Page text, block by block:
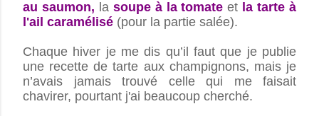
au saumon, la soupe à la tomate et la tarte à
l'ail caramélisé (pour la partie salée).
Chaque hiver je me dis qu’il faut que je publie
une recette de tarte aux champignons, mais je
n’avais jamais trouvé celle qui me faisait
chavirer, pourtant j'ai beaucoup cherché.